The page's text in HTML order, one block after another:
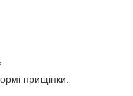
прищіпки.